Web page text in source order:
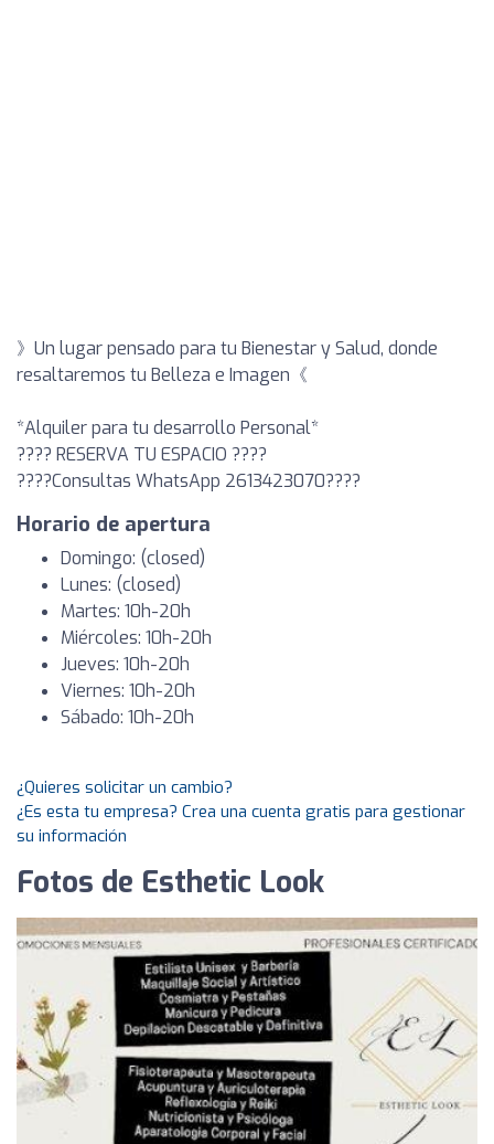
》Un lugar pensado para tu Bienestar y Salud, donde
resaltaremos tu Belleza e Imagen《
*Alquiler para tu desarrollo Personal*
????️ RESERVA TU ESPACIO ????️
????Consultas WhatsApp 2613423070????
Horario de apertura
Domingo: (closed)
Lunes: (closed)
Martes: 10h-20h
Miércoles: 10h-20h
Jueves: 10h-20h
Viernes: 10h-20h
Sábado: 10h-20h
¿Quieres solicitar un cambio?
¿Es esta tu empresa? Crea una cuenta gratis para gestionar
su información
Fotos de Esthetic Look